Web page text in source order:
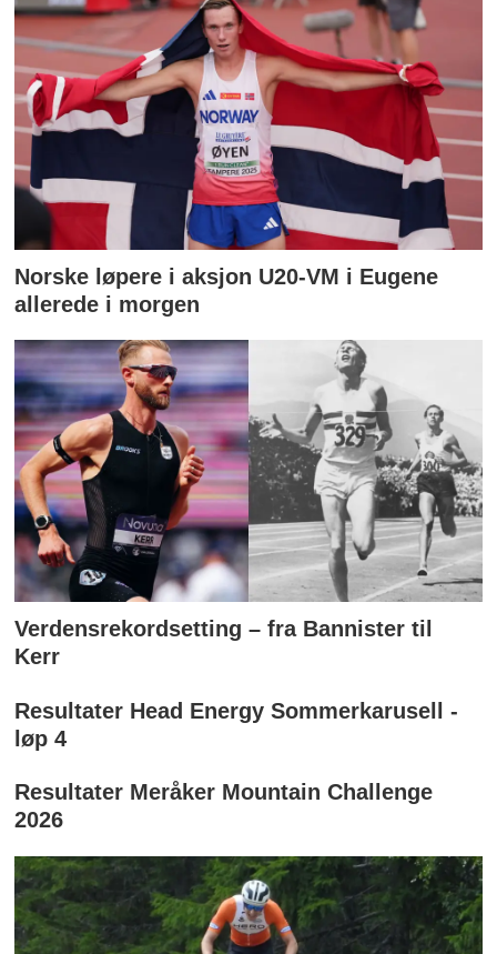
Norske løpere i aksjon U20-VM i Eugene
allerede i morgen
Verdensrekordsetting – fra Bannister til
Kerr
Resultater Head Energy Sommerkarusell -
løp 4
Resultater Meråker Mountain Challenge
2026